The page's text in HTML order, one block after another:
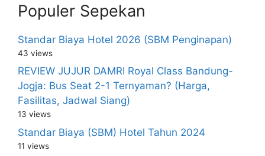
Populer Sepekan
Standar Biaya Hotel 2026 (SBM Penginapan)
43 views
REVIEW JUJUR DAMRI Royal Class Bandung-
Jogja: Bus Seat 2-1 Ternyaman? (Harga,
Fasilitas, Jadwal Siang)
13 views
Standar Biaya (SBM) Hotel Tahun 2024
11 views